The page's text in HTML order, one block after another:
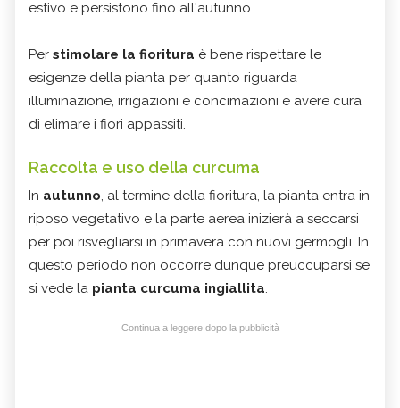
estivo e persistono fino all'autunno.
Per stimolare la fioritura è bene rispettare le
esigenze della pianta per quanto riguarda
illuminazione, irrigazioni e concimazioni e avere cura
di elimare i fiori appassiti.
Raccolta e uso della curcuma
In autunno, al termine della fioritura, la pianta entra in
riposo vegetativo e la parte aerea inizierà a seccarsi
per poi risvegliarsi in primavera con nuovi germogli. In
questo periodo non occorre dunque preuccuparsi se
si vede la pianta curcuma ingiallita.
Continua a leggere dopo la pubblicità